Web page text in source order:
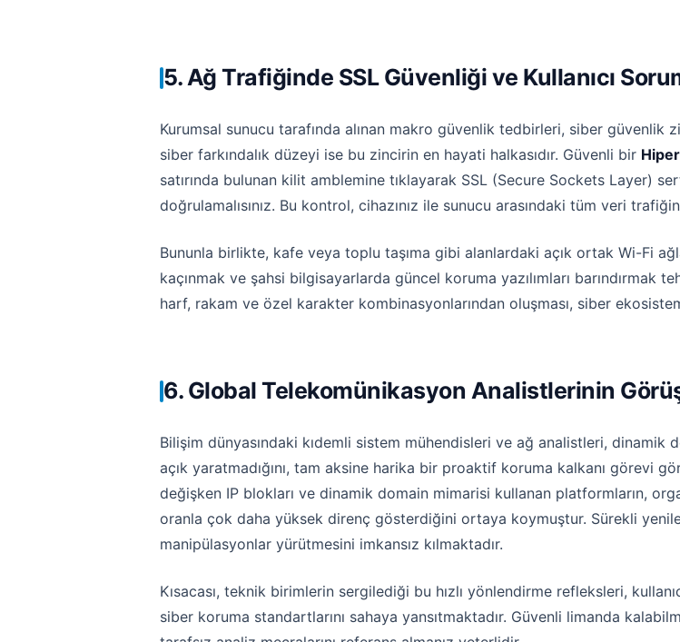
5. Ağ Trafiğinde SSL Güvenliği ve Kullanıcı
Kurumsal sunucu tarafında alınan makro güvenlik tedbirleri, siber güvenlik
siber farkındalık düzeyi ise bu zincirin en hayati halkasıdır. Güvenli bir
satırında bulunan kilit amblemine tıklayarak SSL (Secure Sockets Layer)
doğrulamalısınız. Bu kontrol, cihazınız ile sunucu arasındaki tüm veri
Bununla birlikte, kafe veya toplu taşıma gibi alanlardaki açık ortak Wi-Fi
kaçınmak ve şahsi bilgisayarlarda güncel koruma yazılımları barındırmak
harf, rakam ve özel karakter kombinasyonlarından oluşması, siber
6. Global Telekomünikasyon Analistlerinin
Bilişim dünyasındaki kıdemli sistem mühendisleri ve ağ analistleri,
açık yaratmadığını, tam aksine harika bir proaktif koruma kalkanı görevi
değişken IP blokları ve dinamik domain mimarisi kullanan platformların,
oranla çok daha yüksek direnç gösterdiğini ortaya koymuştur. Sürekli
manipülasyonlar yürütmesini imkansız kılmaktadır.
Kısacası, teknik birimlerin sergilediği bu hızlı yönlendirme refleksleri,
siber koruma standartlarını sahaya yansıtmaktadır. Güvenli limanda